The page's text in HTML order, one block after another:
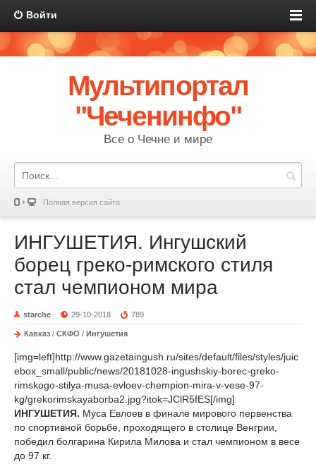
Войти
Мультипортал
"Чеченинфо"
Все о Чечне и мире
Полная версия сайта
ИНГУШЕТИЯ. Ингушский
борец греко-римского стиля
стал чемпионом мира
starche 29-10-2018 789
Кавказ / СКФО / Ингушетия
[img=left]http://www.gazetaingush.ru/sites/default/files/styles/juic
ebox_small/public/news/20181028-ingushskiy-borec-greko-
rimskogo-stilya-musa-evloev-chempion-mira-v-vese-97-
kg/grekorimskayaborba2.jpg?itok=JClR5fES[/img]
ИНГУШЕТИЯ. Муса Евлоев в финале мирового первенства
по спортивной борьбе, проходящего в столице Венгрии,
победил болгарина Кирила Милова и стал чемпионом в весе
до 97 кг.